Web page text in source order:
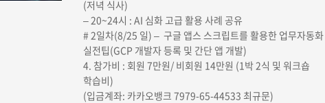
(저녁 식사)
– 20~24시 : AI 심화 고급 활용 사례 공유
# 2일차(8/25 일) – 구글 앱스 스크립트를 활용한 업무자동화
실전팁(GCP 개발자 등록 및 간단 앱 개발)
4. 참가비 : 회원 7만원/ 비회원 14만원 (1박 2식 및 워크숍
학습비)
(입금계좌: 카카오뱅크 7979-65-44533 최규문)